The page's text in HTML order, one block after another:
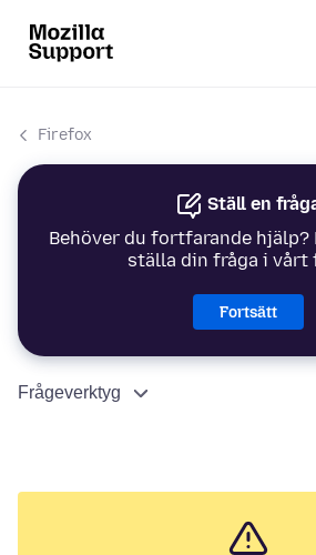
Firefox
Ställ en
Behöver du fortfarande
ställa din fråga i vårt
Fortsätt
Frågeverktyg